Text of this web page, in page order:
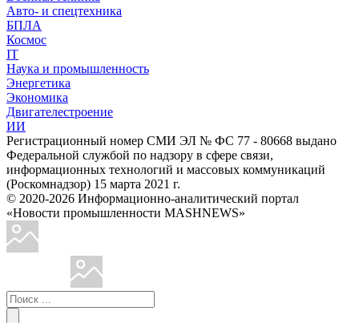
Авто- и спецтехника
БПЛА
Космос
IT
Наука и промышленность
Энергетика
Экономика
Двигателестроение
ИИ
Регистрационный номер СМИ ЭЛ № ФС 77 - 80668 выдано
Федеральной службой по надзору в сфере связи,
информационных технологий и массовых коммуникаций
(Роскомнадзор) 15 марта 2021 г.
© 2020-2026 Информационно-аналитический портал
«Новости промышленности MASHNEWS»